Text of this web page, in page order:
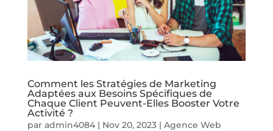
Comment les Stratégies de Marketing
Adaptées aux Besoins Spécifiques de
Chaque Client Peuvent-Elles Booster Votre
Activité ?
par admin4084| Nov 20, 2023| Agence Web